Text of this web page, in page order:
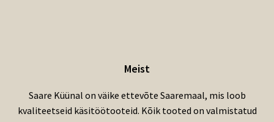
Meist
Saare Küünal on väike ettevõte Saaremaal, mis loob
kvaliteetseid käsitöötooteid. Kõik tooted on valmistatud